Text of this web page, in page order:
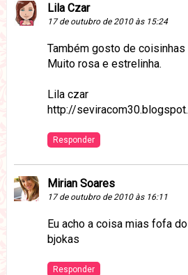
Lila Czar
17 de outubro de 2010 às 15:24
Também gosto de
Muito rosa e estrelinha.
Lila czar
http://
Responder
Mirian Soares
17 de outubro de 2010 às 16:11
Eu acho a coisa mias fofa
bjokas
Responder